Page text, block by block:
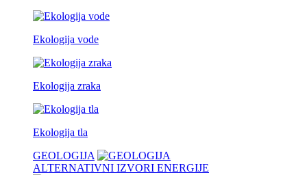
Ekologija vode
Ekologija zraka
Ekologija tla
GEOLOGIJA
ALTERNATIVNI IZVORI ENERGIJE